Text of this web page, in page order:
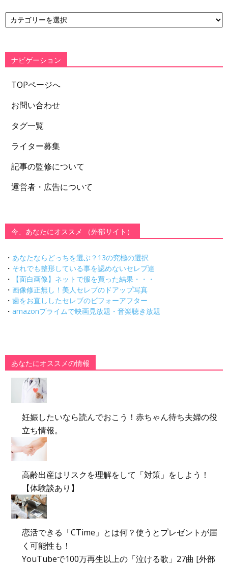
カ
テ
ー
ナビゲーション
TOPページへ
お問い合わせ
タグ一覧
ライター募集
記事の監修について
運営者・広告について
今、あなたにオススメ （外部サイト）
・ あなたならどっちを選ぶ？13の究極の選択
・ それでも整形している事を認めないセレブ達
・
【面白画像】ネットで服を買った結果・・・
・ 画像修正無し！美人セレブのドアップ写真
・ 歯をお直ししたセレブのビフォーアフター
・ amazonプライムで映画見放題・音楽聴き放題
あなたにオススメの情報
妊娠したいなら読んでおこう！赤ちゃん待ち夫婦の役
立ち情報。
高齢出産はリスクを理解をして「対策」をしよう！
【体験談あり】
恋活できる「CTime」とは何？使うとプレゼントが届
く可能性も！
YouTubeで100万再生以上の「泣ける歌」27曲 [外部